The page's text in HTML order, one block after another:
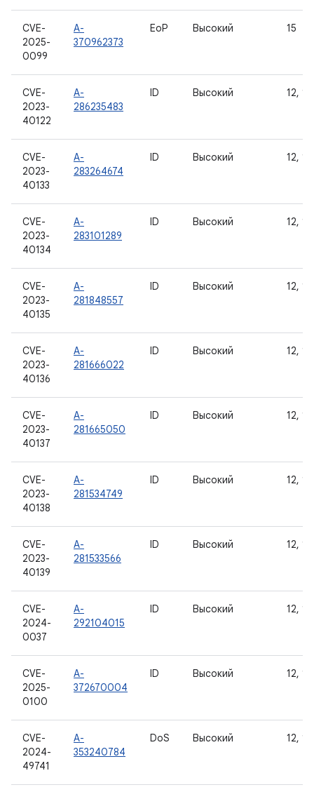
CVE-
2025-
0099
A-
370962373
EoP Высокий 15
CVE-
2023-
40122
A-
286235483
ID Высокий 12,
CVE-
2023-
40133
A-
283264674
ID Высокий 12,
CVE-
2023-
40134
A-
283101289
ID Высокий 12,
CVE-
2023-
40135
A-
281848557
ID Высокий 12,
CVE-
2023-
40136
A-
281666022
ID Высокий 12,
CVE-
2023-
40137
A-
281665050
ID Высокий 12,
CVE-
2023-
40138
A-
281534749
ID Высокий 12,
CVE-
2023-
40139
A-
281533566
ID Высокий 12,
CVE-
2024-
0037
A-
292104015
ID Высокий 12,
CVE-
2025-
0100
A-
372670004
ID Высокий 12,
CVE-
2024-
49741
A-
353240784
DoS Высокий 12,